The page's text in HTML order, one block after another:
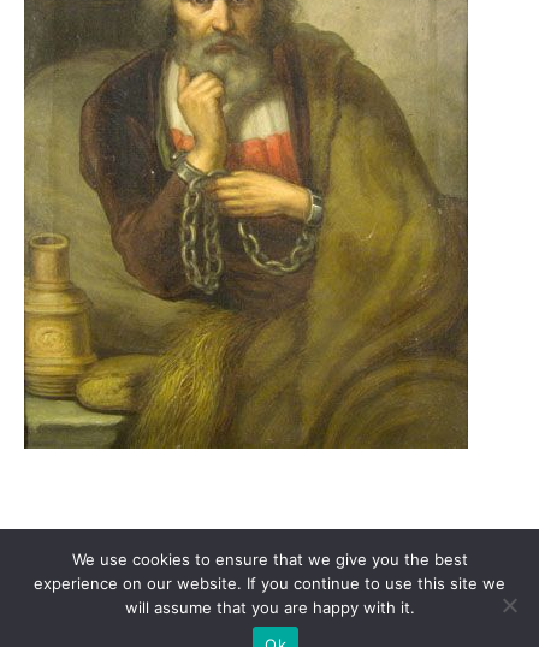
Támogasd a Türkinfót! Kiadványaink
Médiaajánlat
Impresszum
Adatkezelési Tájékoztató ÁSZF
Alapítvány
Rólunk
Kapcsolat
We use cookies to ensure that we give you the best
experience on our website. If you continue to use this site we
will assume that you are happy with it.